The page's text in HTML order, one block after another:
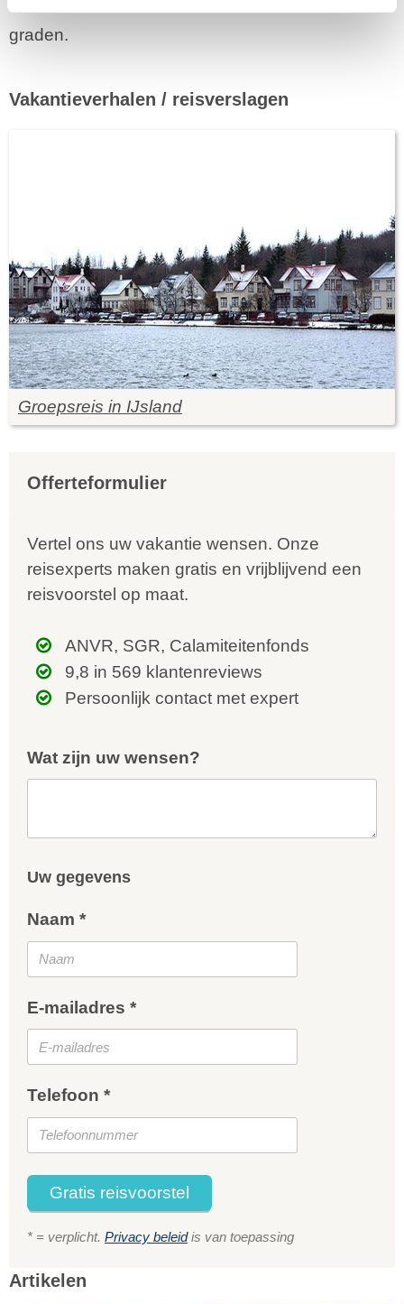
graden.
Vakantieverhalen / reisverslagen
Groepsreis in IJsland
Offerteformulier
Vertel ons uw vakantie wensen. Onze
reisexperts maken gratis en vrijblijvend een
reisvoorstel op maat.
ANVR, SGR, Calamiteitenfonds
9,8 in 569 klantenreviews
Persoonlijk contact met expert
Wat zijn uw wensen?
Uw gegevens
Naam *
E-mailadres *
Telefoon *
Gratis reisvoorstel
* = verplicht. Privacy beleidis van toepassing
Artikelen